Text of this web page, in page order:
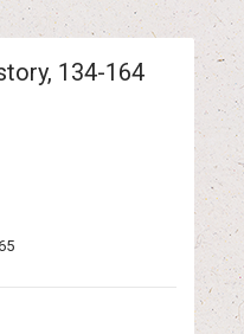
134-164